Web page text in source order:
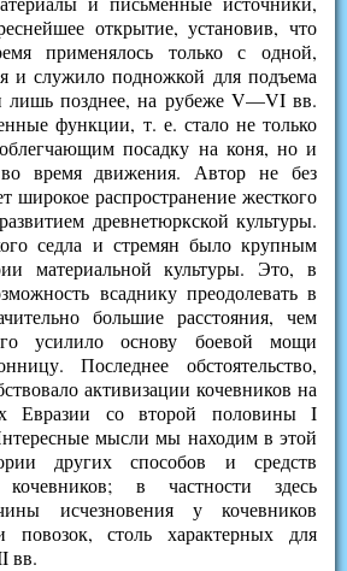
открытие, установив, что
применялось только с одной,
и служило подножкой для подъема
лишь позднее, на рубеже V—VI вв.
функции, т. е. стало не только
посадку на коня, но и
время движения. Автор не без
широкое распространение жесткого
древнетюркской культуры.
седла и стремян было крупным
материальной культуры. Это, в
всаднику преодолевать в
большие расстояния, чем
усилило основу боевой мощи
Последнее обстоятельство,
активизации кочевников на
Евразии со второй половины I
мысли мы находим в этой
других способов и средств
в частности здесь
исчезновения у кочевников
повозок, столь характерных для
вв.